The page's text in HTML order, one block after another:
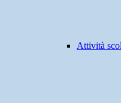
Attività